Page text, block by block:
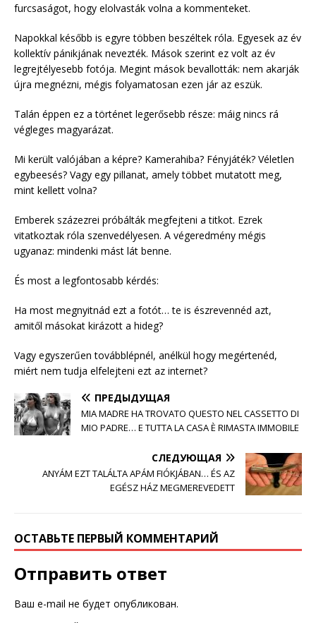
furcsaságot, hogy elolvasták volna a kommenteket.
Napokkal később is egyre többen beszéltek róla. Egyesek az év
kollektív pánikjának nevezték. Mások szerint ez volt az év
legrejtélyesebb fotója. Megint mások bevallották: nem akarják
újra megnézni, mégis folyamatosan ezen jár az eszük.
Talán éppen ez a történet legerősebb része: máig nincs rá
végleges magyarázat.
Mi került valójában a képre? Kamerahiba? Fényjáték? Véletlen
egybeesés? Vagy egy pillanat, amely többet mutatott meg,
mint kellett volna?
Emberek százezrei próbálták megfejteni a titkot. Ezrek
vitatkoztak róla szenvedélyesen. A végeredmény mégis
ugyanaz: mindenki mást lát benne.
És most a legfontosabb kérdés:
Ha most megnyitnád ezt a fotót… te is észrevennéd azt,
amitől másokat kirázott a hideg?
Vagy egyszerűen továbblépnél, anélkül hogy megértenéd,
miért nem tudja elfelejteni ezt az internet?
ПРЕДЫДУЩАЯ
MIA MADRE HA TROVATO QUESTO NEL CASSETTO DI
MIO PADRE… E TUTTA LA CASA È RIMASTA IMMOBILE
СЛЕДУЮЩАЯ
ANYÁM EZT TALÁLTA APÁM FIÓKJÁBAN… ÉS AZ
EGÉSZ HÁZ MEGMEREVEDETT
ОСТАВЬТЕ ПЕРВЫЙ КОММЕНТАРИЙ
Отправить ответ
Ваш e-mail не будет опубликован.